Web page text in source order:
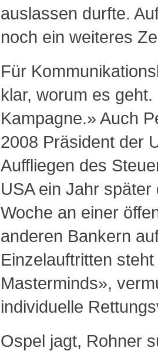
auslassen durfte.
noch ein weiteres
Für
klar, worum es
Kampagne.» Auch
2008 Präsident der
Auffliegen des
USA ein Jahr
Woche an einer
anderen Bankern
Einzelauftritten
Masterminds»,
individuelle
Ospel jagt, Rohner